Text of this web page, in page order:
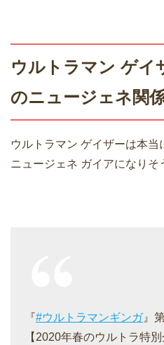
ウルトラマン ゲイ
のニュージェネ関
ウルトラマン ゲイザーは本当
ニュージェネ ガイアになりそ
『#ウルトラマンギンガ』
【2020年春のウルトラ特